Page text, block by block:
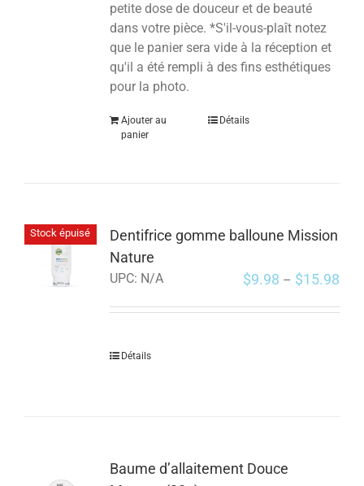
petite dose de douceur et de beauté
dans votre pièce. *S'il-vous-plaît notez
que le panier sera vide à la réception et
qu'il a été rempli à des fins esthétiques
pour la photo.
Ajouter au
panier
Détails
Stock épuisé
Dentifrice gomme balloune Mission
Nature
UPC: N/A $9.98 – $15.98
Détails
Baume d’allaitement Douce